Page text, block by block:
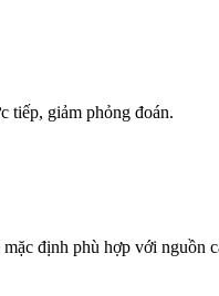
tiếp, giảm phỏng đoán.
định phù hợp với nguồn